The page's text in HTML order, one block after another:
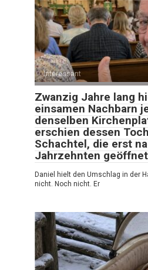
Interessant
Zwanzig Jahre lang
einsamen Nachbarn
denselben
erschien dessen
Schachtel, die erst
Jahrzehnten
Daniel hielt den Umschlag in der
nicht. Noch nicht. Er